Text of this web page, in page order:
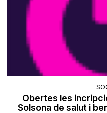
Obertes les
Solsona de salut i